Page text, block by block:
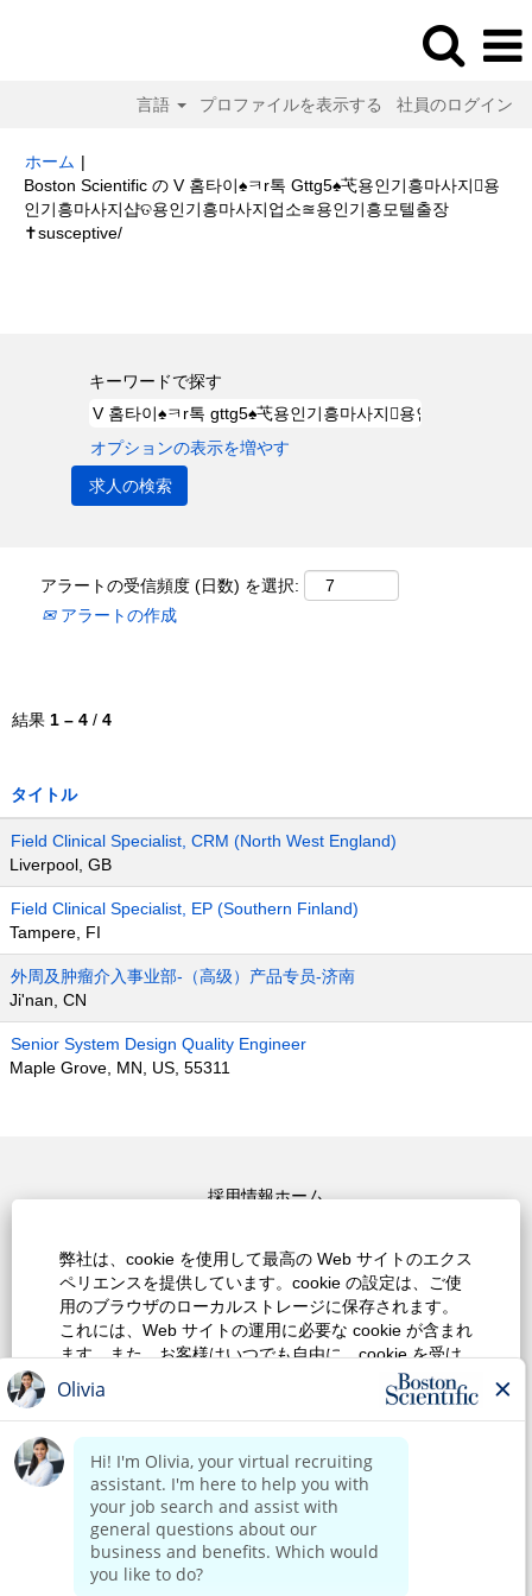
弊社は、cookie を使用して最高の Web サイトのエクス
ペリエンスを提供しています。cookie の設定は、ご使
用のブラウザのローカルストレージに保存されます。
これには、Web サイトの運用に必要な cookie が含まれ
ます。また、お客様はいつでも自由に、cookie を受け
入れるのか、あるいは、Web サイトのパフォーマンス
を改善するための cookie およびお客様の関心に合わせ
た内容を表示するために使用される cookie をオプトア
ウトするのかを決定および変更することができます。
すべての cookie を受け入れていないと、サイトのエク
スペリエンスや弊社が提供できるサービスに影響が及
ぶ場合があります。
cookie の設定を変更する
言語 プロファイルを表示する 社員のログイン
ホーム |
Boston Scientific の V 홈타이♠ㅋr톡 Gttg5♠芅용인기흥마사지용
인기흥마사지샵ତ용인기흥마사지업소≊용인기흥모텔출장
✝susceptive/(現
キーワードで探す
オプションの表示を増やす
アラートの受信頻度 (日数) を選択:
アラートの作成
結果 1 – 4 / 4
タイトル
Field Clinical Specialist, CRM (North West England)
Liverpool, GB
Field Clinical Specialist, EP (Southern Finland)
Tampere, FI
外周及肿瘤介入事业部-（高级）产品专员-济南
Ji'nan, CN
Senior System Design Quality Engineer
Maple Grove, MN, US, 55311
採用情報ホーム
すべての職種を見る
プライバシーポリシー
著作権表示
お問合せ
ボストン・サイエンティフィックウェブサイトホーム